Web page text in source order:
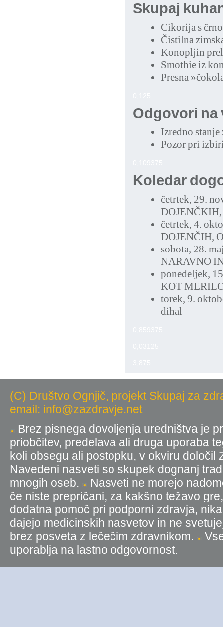
Skupaj
Cikorija s
Čistilna
Konopljin
Smothie iz
Presna
Odgovori na
Izredno
Pozor pri
Koledar
četrtek, 29.
četrtek, 4.
DOJENČIH,
sobota, 28.
NARAVNO
ponedeljek,
KOT
torek, 9.
dihal
(C) Društvo Ognjič, projekt Skupaj za
email: info@zazdravje.net
Brez pisnega dovoljenja uredništva je
priobčitev, predelava ali druga uporaba
koli obsegu ali postopku, v okviru
Navedeni nasveti so skupek dognanj
mnogih oseb.
Nasveti ne morejo
če niste prepričani, za kakšno težavo
dodatna pomoč pri podporni zdravja,
dajejo medicinskih nasvetov in ne
brez posveta z lečečim zdravnikom.
uporablja na lastno odgovornost.